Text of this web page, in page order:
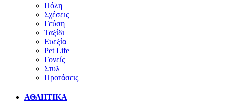
Πόλη
Σχέσεις
Γεύση
Ταξίδι
Ευεξία
Pet Life
Γονείς
Στυλ
Προτάσεις
ΑΘΛΗΤΙΚΑ